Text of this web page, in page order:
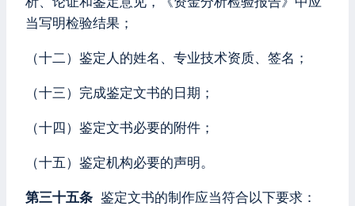
当写明检验结果；
（十二）鉴定人的姓名、专业技术资质、签名；
（十三）完成鉴定文书的日期；
（十四）鉴定文书必要的附件；
（十五）鉴定机构必要的声明。
第三十五条 鉴定文书的制作应当符合以下要求：